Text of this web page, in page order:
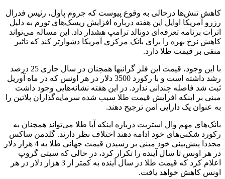
کاهش تنش‌ها درحالی به وقوع پیوست که جروم پاول، رئیس فدرال
رزرو آمریکا اوایل این هفته درباره افزایش ریسک‌های تورم به دلیل
اثرات برنامه تعرفه‌ای دونالد ترامپ هشدار داد. این مساله می‌تواند
کاهش نرخ بهره را برای بانک مرکزی آمریکا دشوارتر کند که تاثیر
منفی بر قیمت طلا دارد.
با این وجود، قیمت این فلز گرانبها همچنان در سال جاری 25 درصد
رشد داشته است و با رکورد 3500 دلار در هر اونس که در ماه آوریل
ثبت شد فاصله چندانی ندارد. در این هفته نشانه‌هایی وجود داشت
مبنی بر اینکه افزایش قیمت طلا سبب شده سرمایه‌گذاران پلاتین را
به عنوان یک دارایی امن ترجیح دهند.
بانک‌های مهم وال استریت درباره اینکه آیا طلا می‌تواند همچنان به
رکورد شکنی‌های خود ادامه دهند اختلاف نظر دارند. گلدمن ساکس
مجددا پیش‌بینی خود مبنی بر رسیدن قیمت جهانی طلا به 4 هزار دلار
در هر اونس تا سال آینده را تکرار کرد، در حالی که سیتی گروپ
اعلام کرد که قیمت طلا در سال آینده به کمتر از 3 هزار دلار در هر
اونس کاهش خواهد یافت.